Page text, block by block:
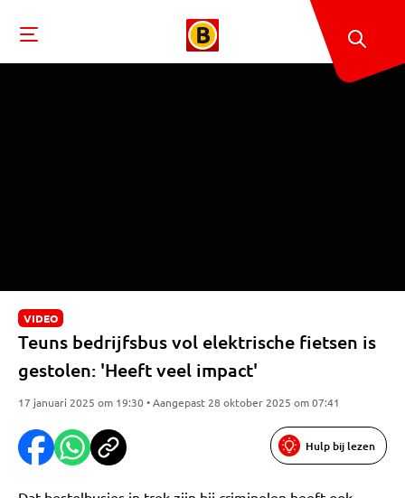
VIDEO
Teuns bedrijfsbus vol elektrische fietsen is
gestolen: 'Heeft veel impact'
17 januari 2025 om 19:30 • Aangepast 28 oktober 2025 om 07:41
Hulp bij lezen